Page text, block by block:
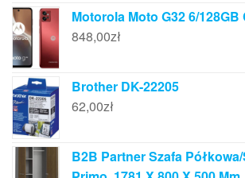
Motorola Moto G32 6/
848,00zł
Brother DK-22205
62,00zł
B2B Partner Szafa